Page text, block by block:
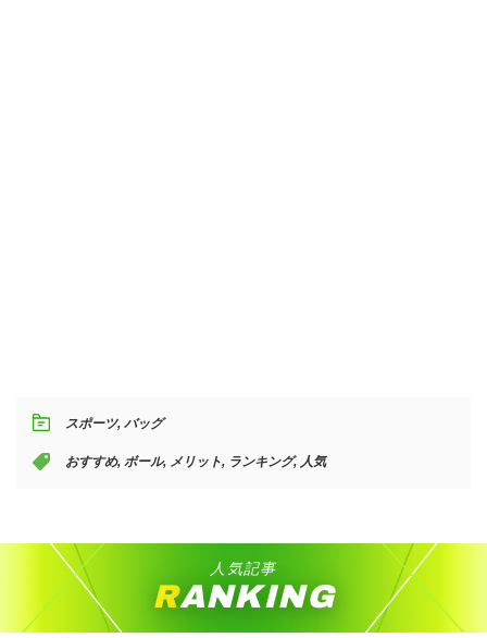
スポーツ, バッグ
おすすめ, ボール, メリット, ランキング, 人気
人気記事
RANKING